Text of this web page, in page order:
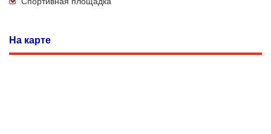
На карте